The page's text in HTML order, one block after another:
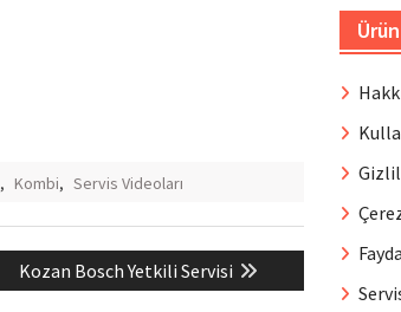
, Kombi, Servis Videoları
Next
post:
Kozan Bosch Yetkili Servisi